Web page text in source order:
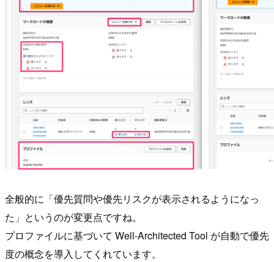
全般的に「優先質問や優先リスクが表示されるようになっ
た」というのが変更点ですね。
プロファイルに基づいて Well-Architected Tool が自動で優先
度の概念を導入してくれています。